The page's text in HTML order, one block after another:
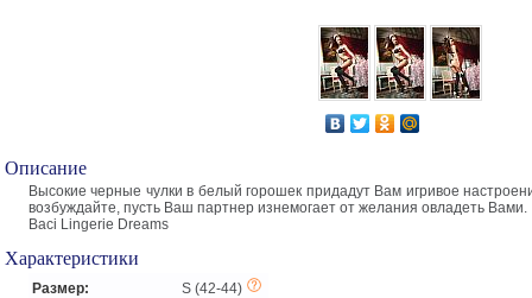
Описание
Высокие черные чулки в белый горошек придадут Вам игривое
возбуждайте, пусть Ваш партнер изнемогает от желания овладеть Вами.
Baci Lingerie Dreams
Характеристики
Размер:
S (42-44)